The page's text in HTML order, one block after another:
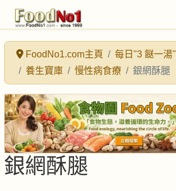
FoodNo1.com主頁 每日"3 餸一湯"
養生寶庫
慢性病食療 銀網酥腿
銀網酥腿